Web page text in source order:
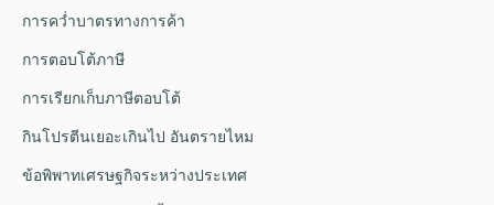
การคว่ำบาตรทางการค้า
การตอบโต้ภาษี
การเรียกเก็บภาษีตอบโต้
กินโปรตีนเยอะเกินไป อันตรายไหม
ข้อพิพาทเศรษฐกิจระหว่างประเทศ